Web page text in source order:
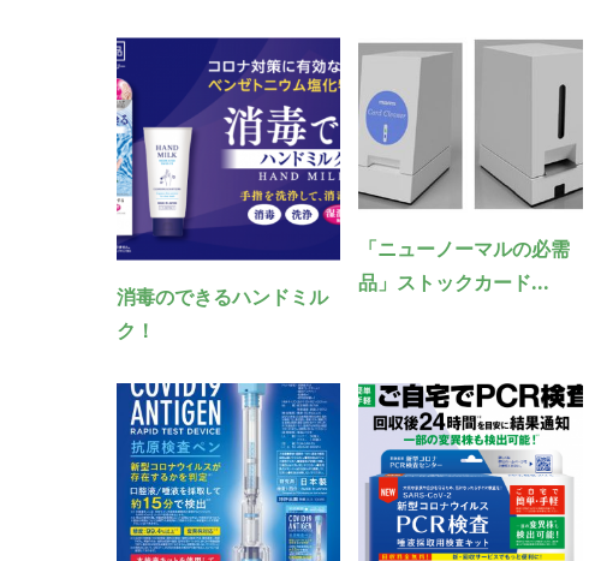
消毒のできるハンドミル
ク！
「ニューノーマルの必需
品」ストックカード...